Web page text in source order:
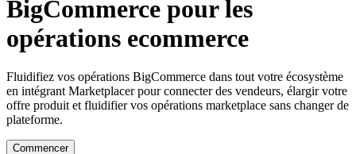
BigCommerce pour les
opérations ecommerce
Fluidifiez vos opérations BigCommerce dans tout votre écosystème
en intégrant Marketplacer pour connecter des vendeurs, élargir votre
offre produit et fluidifier vos opérations marketplace sans changer de
plateforme.
Commencer